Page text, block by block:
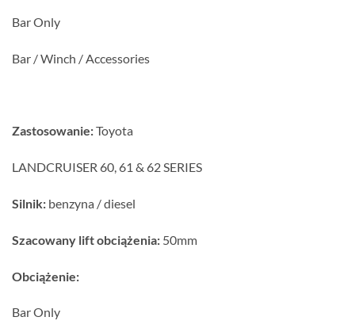
Bar Only
Bar / Winch / Accessories
Zastosowanie:Toyota
LANDCRUISER 60, 61 & 62 SERIES
Silnik: benzyna / diesel
Szacowany lift obciążenia: 50mm
Obciążenie:
Bar Only